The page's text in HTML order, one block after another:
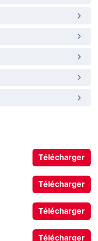
Télécharger
Télécharger
Télécharger
Télécharger